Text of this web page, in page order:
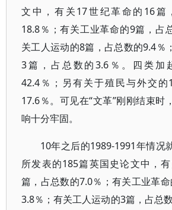
文中，有关17世纪革命的16篇
18.8％；有关工业革命的9篇，占
关工人运动的8篇，占总数的9.4％
3篇，占总数的3.6％。四类加
42.4％；另有关于殖民与外交的
17.6％。可见在“文革”刚刚结束时
响十分牢固。
10年之后的1989-1991年情况
所发表的185篇英国史论文中，
篇，占总数的7.0％；有关工业革
3.8％；有关工人运动的3篇，占总